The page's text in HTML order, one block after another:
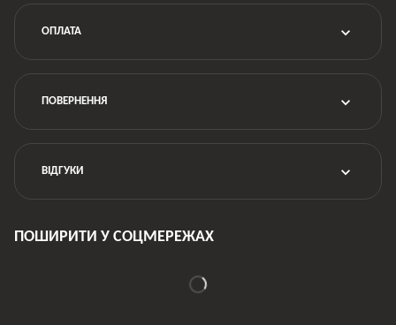
ОПЛАТА
ПОВЕРНЕННЯ
ВІДГУКИ
ПОШИРИТИ У СОЦМЕРЕЖАХ